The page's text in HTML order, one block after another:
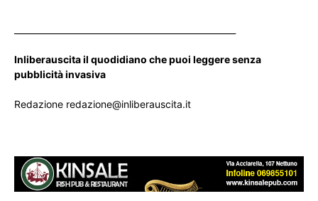
Inliberauscita il quodidiano che puoi leggere senza
pubblicità invasiva
Redazione redazione@inliberauscita.it